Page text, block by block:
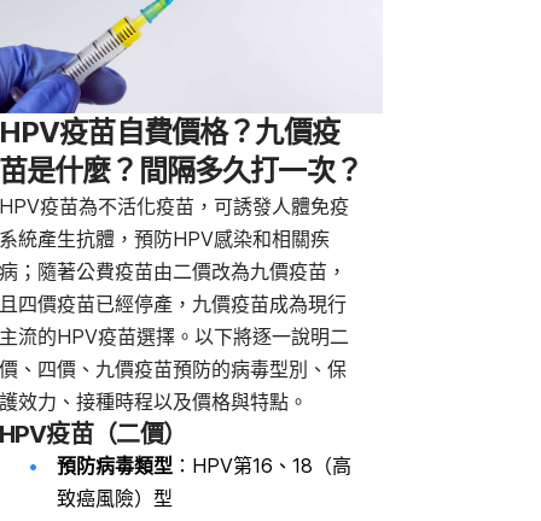
疫苗自費價格？九價疫
是什麼？間隔多久打一次？
疫苗為不活化疫苗，可誘發人體免疫
統產生抗體，預防HPV感染和相關疾
；隨著公費疫苗由二價改為九價疫苗，
四價疫苗已經停產，九價疫苗成為現行
流的HPV疫苗選擇。以下將逐一說明二
、四價、九價疫苗預防的病毒型別、保
效力、接種時程以及價格與特點。
疫苗（二價）
預防病毒類型 ：HPV第16、18（高
致癌風險）型